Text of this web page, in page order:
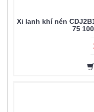
Xi lanh khí nén
75